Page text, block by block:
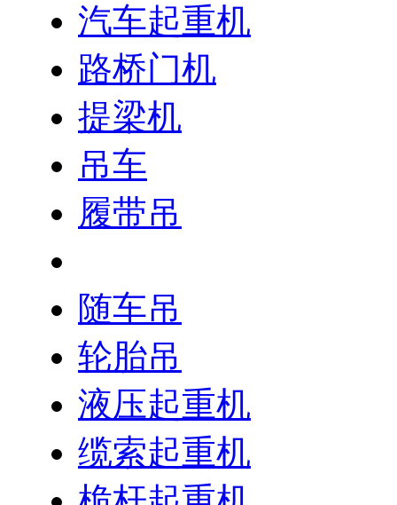
汽车起重机
路桥门机
提梁机
吊车
履带吊
随车吊
轮胎吊
液压起重机
缆索起重机